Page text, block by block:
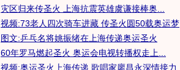
灾区归来传圣火 上海抗震英雄虞谦接棒奥...
视频:73老人四次骑车进藏 传圣火圆50载奥运梦
图文:乒乓名将姚振绪在上海传递奥运圣火
60年罗马燃起圣火 奥运会电视转播权走上...
视频:奥运圣火上海传递 歌唱家廖昌永深情接力